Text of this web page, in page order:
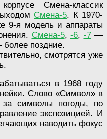
Смена-классик
Смена-5. К 1970-
9-я модель и аппараты
Смена-5, -6, -7—
поздние.
смотрятся уже
в 1968 году
Слово «Символ» в
за символы погоды, по
экспозицией. И
наводить фокус